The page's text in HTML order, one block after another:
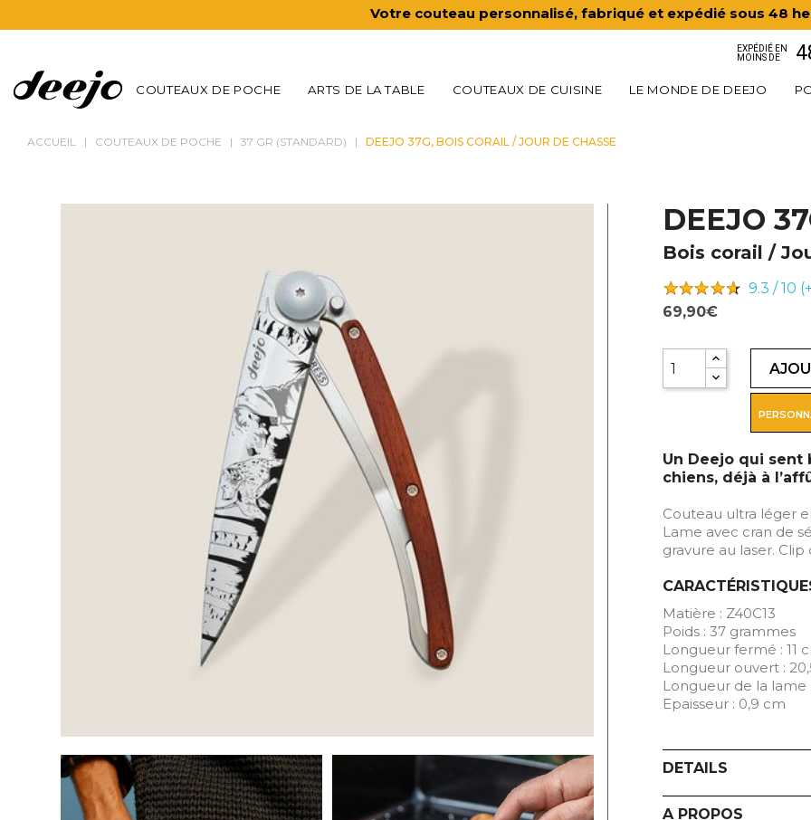
Votre couteau personnalisé, fabriqué et expédié sous 48
COUTEAUX DE POCHE ARTS DE LA TABLE COUTEAUX DE CUISINE LE MONDE DE DEEJO
EXPÉDIÉ EN
MOINS DE
ACCUEIL COUTEAUX DE POCHE 37 GR (STANDARD) DEEJO 37G, BOIS CORAIL / JOUR DE CHASSE
DEEJO
Bois corail /
9.3 / 10
69,90€
Un Deejo qui sent
chiens, déjà à
Couteau ultra léger
Lame avec cran de
gravure au laser.
Matière : Z40C13
Poids : 37 grammes
Longueur fermé : 11
Longueur ouvert :
Longueur de la lame
Epaisseur : 0,9 cm
DETAILS
A PROPOS